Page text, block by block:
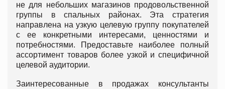
не для небольших магазинов продовольственной
группы в спальных районах. Эта стратегия
направлена на узкую целевую группу покупателей
с ее конкретными интересами, ценностями и
потребностями. Предоставьте наиболее полный
ассортимент товаров более узкой и специфичной
целевой аудитории.
Заинтересованные в продажах консультанты